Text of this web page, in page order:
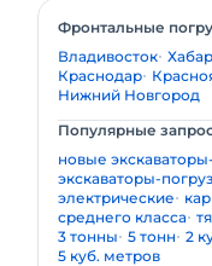
Фронтальные
Владивосток
Краснодар
Нижний Новгород
Популярные
новые
экскаваторы-
электрические
среднего класса
3 тонны 5 тонн 2
5 куб. метров